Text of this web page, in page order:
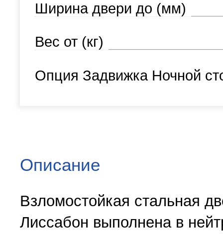
Ширина двери до (мм)
Вес от (кг)
Опция Задвижка Ночной
Описание
Взломостойкая стальная
Лиссабон выполнена в